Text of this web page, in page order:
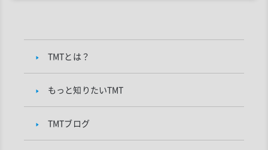
TMTとは？
もっと知りたいTMT
TMTブログ